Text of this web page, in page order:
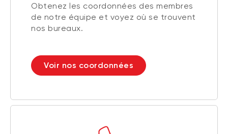
Obtenez les coordonnées des membres
de notre équipe et voyez où se trouvent
nos bureaux.
Voir nos coordonnées